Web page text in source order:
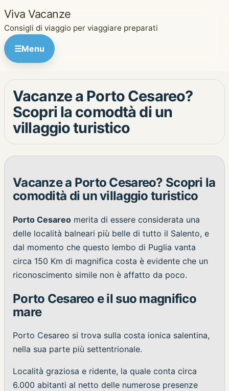
Viva Vacanze
Consigli di viaggio per viaggiare preparati
☰Menu
Vacanze a Porto Cesareo?
Scopri la comodtà di un
villaggio turistico
Vacanze a Porto Cesareo? Scopri la
comodità di un villaggio turistico
Porto Cesareo merita di essere considerata una
delle località balneari più belle di tutto il Salento, e
dal momento che questo lembo di Puglia vanta
circa 150 Km di magnifica costa è evidente che un
riconoscimento simile non è affatto da poco.
Porto Cesareo e il suo magnifico
mare
Porto Cesareo si trova sulla costa ionica salentina,
nella sua parte più settentrionale.
Località graziosa e ridente, la quale conta circa
6.000 abitanti al netto delle numerose presenze